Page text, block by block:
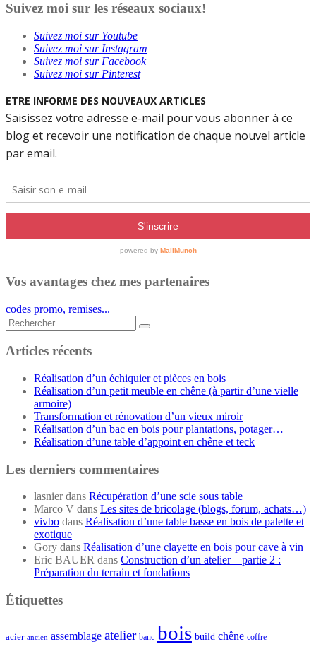
Suivez moi sur les réseaux sociaux!
Suivez moi sur Youtube
Suivez moi sur Instagram
Suivez moi sur Facebook
Suivez moi sur Pinterest
Vos avantages chez mes partenaires
codes promo, remises...
Rechercher...
Articles récents
Réalisation d’un échiquier et pièces en bois
Réalisation d’un petit meuble en chêne (à partir d’une vielle
armoire)
Transformation et rénovation d’un vieux miroir
Réalisation d’un bac en bois pour plantations, potager…
Réalisation d’une table d’appoint en chêne et teck
Les derniers commentaires
lasnierdans Récupération d’une scie sous table
Marco V dans Les sites de bricolage (blogs, forum, achats…)
vivbo dans Réalisation d’une table basse en bois de palette et
exotique
Gory dans Réalisation d’une clayette en bois pour cave à vin
Eric BAUER dans Construction d’un atelier – partie 2 :
Préparation du terrain et fondations
Étiquettes
acier ancien assemblage atelier banc bois build chêne coffre